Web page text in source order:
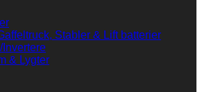
Stabler & Lift batterier
Invertere
& Lygter